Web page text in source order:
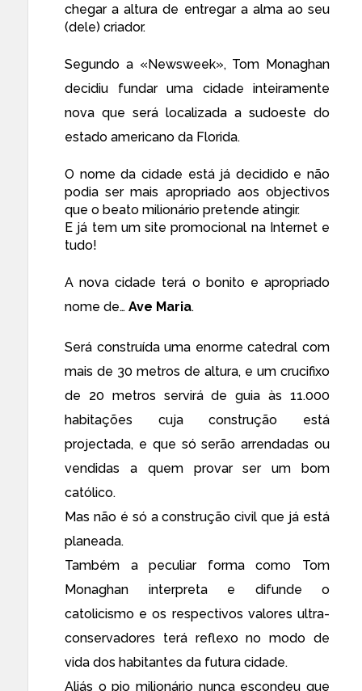
chegar a altura de entregar a alma ao seu
(dele) criador.
Segundo a «Newsweek», Tom Monaghan
decidiu fundar uma cidade inteiramente
nova que será localizada a sudoeste do
estado americano da Florida.
O nome da cidade está já decidido e não
podia ser mais apropriado aos objectivos
que o beato milionário pretende atingir.
E já tem um site promocional na Internet e
tudo!
A nova cidade terá o bonito e apropriado
nome de… Ave Maria.
Será construída uma enorme catedral com
mais de 30 metros de altura, e um crucifixo
de 20 metros servirá de guia às 11.000
habitações cuja construção está
projectada, e que só serão arrendadas ou
vendidas a quem provar ser um bom
católico.
Mas não é só a construção civil que já está
planeada.
Também a peculiar forma como Tom
Monaghan interpreta e difunde o
catolicismo e os respectivos valores ultra-
conservadores terá reflexo no modo de
vida dos habitantes da futura cidade.
Aliás o pio milionário nunca escondeu que